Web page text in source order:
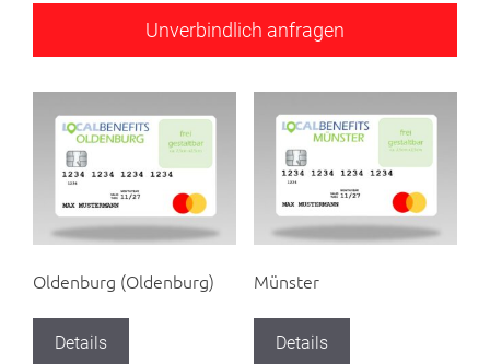
Oldenburg (Oldenburg)
Details
Münster
Details